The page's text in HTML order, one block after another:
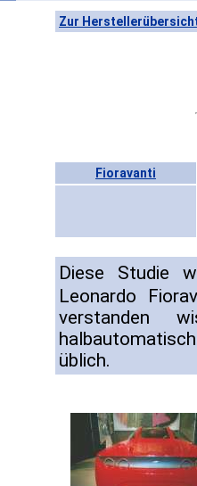
Zur
Fioravanti
Diese Studie
Leonardo
verstanden
üblich.